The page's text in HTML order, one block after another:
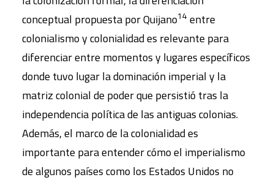
conceptual propuesta por Quijano14 entre
colonialismo y colonialidad es relevante para
diferenciar entre momentos y lugares específicos
donde tuvo lugar la dominación imperial y la
matriz colonial de poder que persistió tras la
independencia política de las antiguas colonias.
Además, el marco de la colonialidad es
importante para entender cómo el imperialismo
de algunos países como los Estados Unidos no